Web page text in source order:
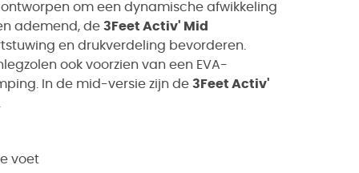
ontworpen om een dynamische afwikkeling
ademend, de 3Feet Activ' Mid
en drukverdeling bevorderen.
ook voorzien van een EVA-
In de mid-versie zijn de 3Feet Activ'
voet